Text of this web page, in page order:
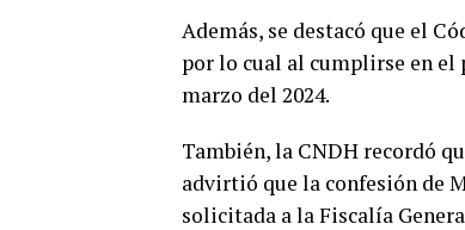
Además, se destacó que el
por lo cual al cumplirse en el
marzo del 2024.
También, la CNDH recordó
advirtió que la confesión de
solicitada a la Fiscalía